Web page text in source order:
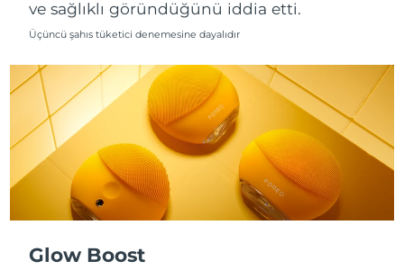
ve sağlıklı göründüğünü iddia etti.
Üçüncü şahıs tüketici denemesine dayalıdır
Glow Boost
Slovakya Tahmini teslim tarihi
Slovenya Tahmini teslim tarihi
Güney Afrika Tahmini teslim tarihi 8/18/26
Güney Kore Tahmini teslim tarihi8/12/26
İspanya Tahmini teslim tarihi8/10/26
İsveç